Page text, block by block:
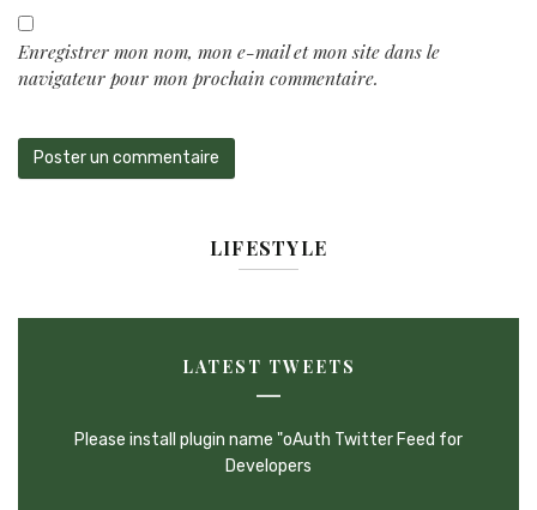
Enregistrer mon nom, mon e-mail et mon site dans le
navigateur pour mon prochain commentaire.
LIFESTYLE
LATEST TWEETS
Please install plugin name "oAuth Twitter Feed for
Developers